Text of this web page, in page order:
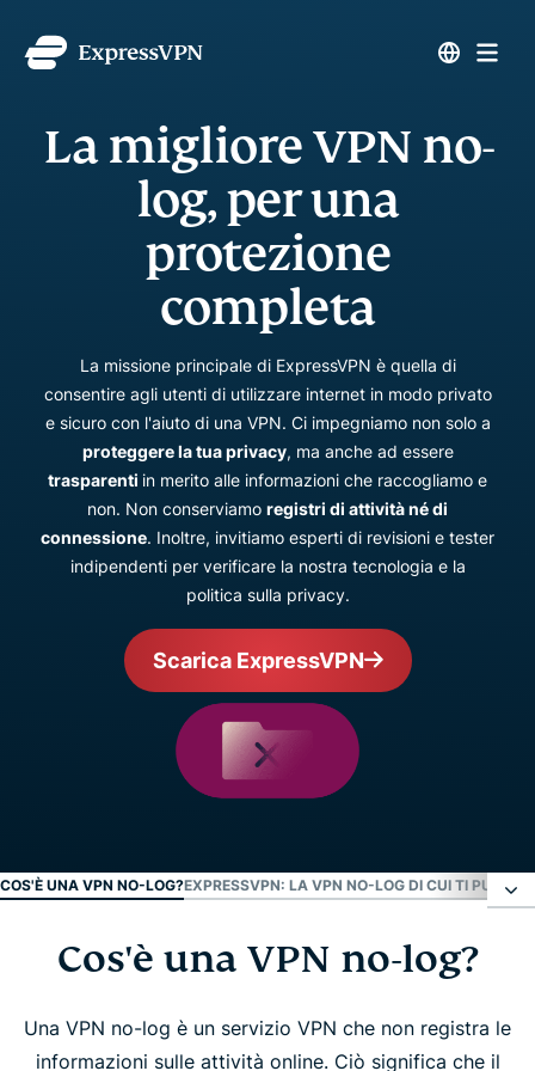
La migliore VPN no-
log, per una
protezione
completa
La missione principale di ExpressVPN è quella di
consentire agli utenti di utilizzare internet in modo privato
e sicuro con l'aiuto di una VPN. Ci impegniamo non solo a
proteggere la tua privacy, ma anche ad essere
trasparenti in merito alle informazioni che raccogliamo e
non. Non conserviamo registri di attività né di
connessione. Inoltre, invitiamo esperti di revisioni e tester
indipendenti per verificare la nostra tecnologia e la
politica sulla privacy.
Scarica ExpressVPN
COS'È UNA VPN NO-LOG?EXPRESSVPN: LA VPN NO-LOG DI CUI TI PUOI
Cos'è una VPN no-log?
ExpressVPN: la VPN no-log di cui ti puoi fidare
Cos'è una VPN no-log?
Una VPN no-log è un servizio VPN che non registra le
informazioni sulle attività online. Ciò significa che il